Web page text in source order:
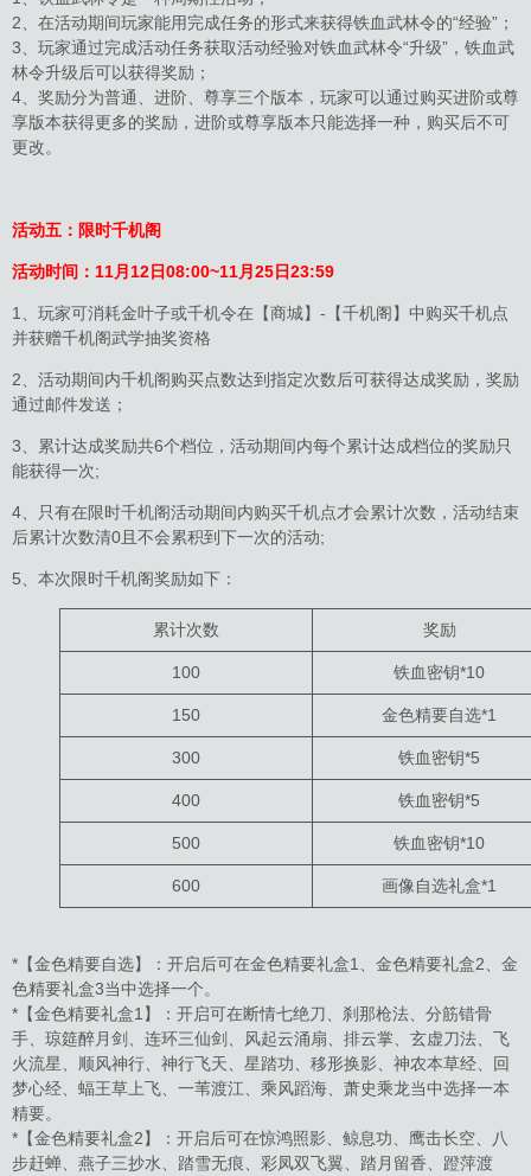
2、在活动期间玩家能用完成任务的形式来获得铁血武林令的“经验”；
3、玩家通过完成活动任务获取活动经验对铁血武林令“升级”，铁血武
林令升级后可以获得奖励；
4、奖励分为普通、进阶、尊享三个版本，玩家可以通过购买进阶或尊
享版本获得更多的奖励，进阶或尊享版本只能选择一种，购买后不可
更改。
活动五：限时千机阁
活动时间： 11月12日08:00~11月25日23:59
1、玩家可消耗金叶子或千机令在【商城】-【千机阁】中购买千机点
并获赠千机阁武学抽奖资格
2、活动期间内千机阁购买点数达到指定次数后可获得达成奖励，奖励
通过邮件发送；
3、累计达成奖励共6个档位，活动期间内每个累计达成档位的奖励只
能获得一次;
4、只有在限时千机阁活动期间内购买千机点才会累计次数，活动结束
后累计次数清0且不会累积到下一次的活动;
5、本次限时千机阁奖励如下：
累计次数 奖励
100 铁血密钥*10
150 金色精要自选*1
300 铁血密钥*5
400 铁血密钥*5
500 铁血密钥*10
600 画像自选礼盒*1
*【金色精要自选】：开启后可在金色精要礼盒1、金色精要礼盒2、金
色精要礼盒3当中选择一个。
*【金色精要礼盒1】：开启可在断情七绝刀、刹那枪法、分筋错骨
手、琼筵醉月剑、连环三仙剑、风起云涌扇、排云掌、玄虚刀法、飞
火流星、顺风神行、神行飞天、星踏功、移形换影、神农本草经、回
梦心经、蝠王草上飞、一苇渡江、乘风蹈海、萧史乘龙当中选择一本
精要。
*【金色精要礼盒2】：开启后可在惊鸿照影、鲸息功、鹰击长空、八
步赶蝉、燕子三抄水、踏雪无痕、彩凤双飞翼、踏月留香、蹬萍渡